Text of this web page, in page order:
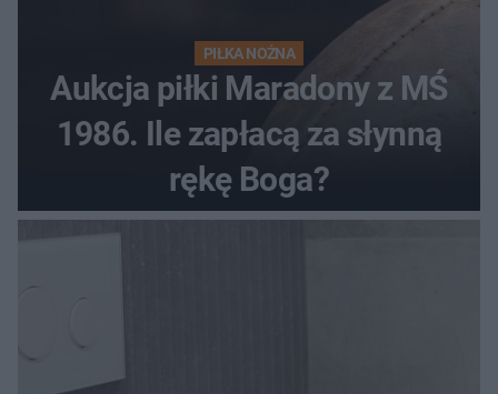
PIŁKA NOŻNA
Aukcja piłki Maradony z MŚ
1986. Ile zapłacą za słynną
rękę Boga?